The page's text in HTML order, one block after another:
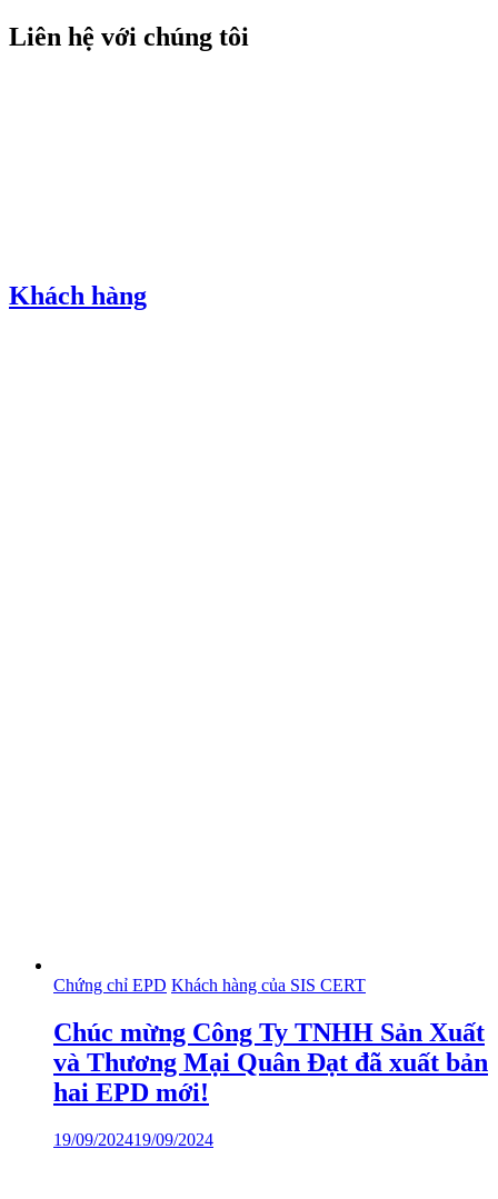
Liên hệ với chúng tôi
Khách hàng
Chứng chỉ EPD Khách hàng của SIS CERT
Chúc mừng Công Ty TNHH Sản Xuất
và Thương Mại Quân Đạt đã xuất bản
hai EPD mới!
19/09/202419/09/2024